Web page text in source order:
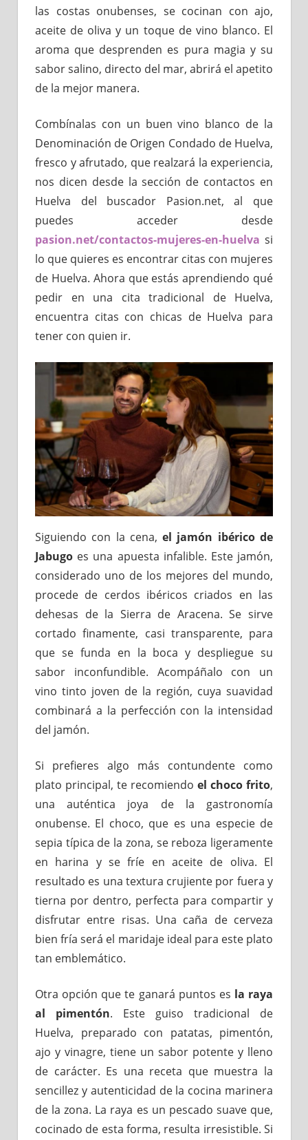
las costas onubenses, se cocinan con ajo,
aceite de oliva y un toque de vino blanco. El
aroma que desprenden es pura magia y su
sabor salino, directo del mar, abrirá el apetito
de la mejor manera.
Combínalas con un buen vino blanco de la
Denominación de Origen Condado de Huelva,
fresco y afrutado, que realzará la experiencia,
nos dicen desde la sección de contactos en
Huelva del buscador Pasion.net, al que
puedes acceder desde
pasion.net/contactos-mujeres-en-huelva si
lo que quieres es encontrar citas con mujeres
de Huelva. Ahora que estás aprendiendo qué
pedir en una cita tradicional de Huelva,
encuentra citas con chicas de Huelva para
tener con quien ir.
Siguiendo con la cena,el jamón ibérico de
Jabugo es una apuesta infalible. Este jamón,
considerado uno de los mejores del mundo,
procede de cerdos ibéricos criados en las
dehesas de la Sierra de Aracena. Se sirve
cortado finamente, casi transparente, para
que se funda en la boca y despliegue su
sabor inconfundible. Acompáñalo con un
vino tinto joven de la región, cuya suavidad
combinará a la perfección con la intensidad
del jamón.
Si prefieres algo más contundente como
plato principal, te recomiendo el choco frito,
una auténtica joya de la gastronomía
onubense. El choco, que es una especie de
sepia típica de la zona, se reboza ligeramente
en harina y se fríe en aceite de oliva. El
resultado es una textura crujiente por fuera y
tierna por dentro, perfecta para compartir y
disfrutar entre risas. Una caña de cerveza
bien fría será el maridaje ideal para este plato
tan emblemático.
Otra opción que te ganará puntos es la raya
al pimentón. Este guiso tradicional de
Huelva, preparado con patatas, pimentón,
ajo y vinagre, tiene un sabor potente y lleno
de carácter. Es una receta que muestra la
sencillez y autenticidad de la cocina marinera
de la zona. La raya es un pescado suave que,
cocinado de esta forma, resulta irresistible. Si